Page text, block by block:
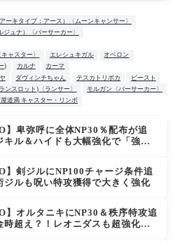
ーキタイプ：アース）〈ムーンキャンサー〉
ュナ）〈バーサーカー〉
ャスター〉
エレシュキガル
オベロン
)
カルナ
カーマ
ダヴィンチちゃん テスカトリポカ
ビースト
ンスロット)〈ランサー〉
モルガン〈バーサーカー〉
道満 キャスター・リンボ
】卑弥呼に全体NP30％配布が追
キル＆ハイドも大幅強化で「強す
】剣ジルにNP100チャージ条件追
ジルも呪い特攻獲得で大きく強化
】オルタニキにNP30＆秩序特攻追
時超え？！レオニダスも超強化で